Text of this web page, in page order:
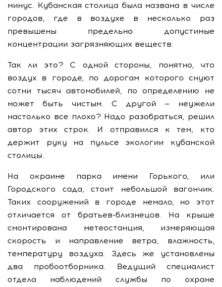
минус. Кубанская столица была названа в числе
городов, где в воздухе в несколько раз
превышены предельно допустимые
концентрации загрязняющих веществ.
Так ли это? С одной стороны, понятно, что
воздух в городе, по дорогам которого снуют
сотни тысяч автомобилей, по определению не
может быть чистым. С другой — неужели
настолько все плохо? Надо разобраться, решил
автор этих строк. И отправился к тем, кто
держит руку на пульсе экологии кубанской
столицы.
На окраине парка имени Горького, или
Городского сада, стоит небольшой вагончик.
Таких сооружений в городе немало, но этот
отличается от братьев-близнецов. На крыше
смонтирована метеостанция, измеряющая
скорость и направление ветра, влажность,
температуру воздуха. Здесь же установлены
два пробоотборника. Ведущий специалист
отдела наблюдений службы по охране